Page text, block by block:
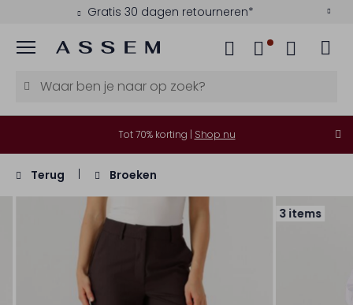
Gratis 30 dagen retourneren*
Menu
Tot 70% korting | Shop nu
Terug Broeken
3 items